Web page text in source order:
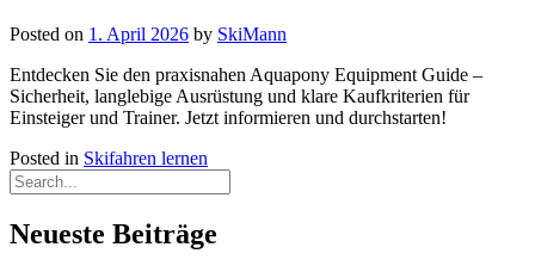
Posted on 1. April 2026 by SkiMann
Entdecken Sie den praxisnahen Aquapony Equipment Guide –
Sicherheit, langlebige Ausrüstung und klare Kaufkriterien für
Einsteiger und Trainer. Jetzt informieren und durchstarten!
Posted in Skifahren lernen
Neueste Beiträge